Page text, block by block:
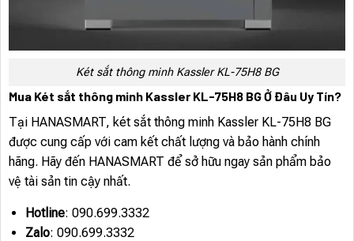
Két sắt thông minh Kassler KL-75H8 BG
Mua Két sắt thông minh Kassler KL-75H8 BG Ở Đâu Uy Tín?
Tại HANASMART, két sắt thông minh Kassler KL-75H8 BG
được cung cấp với cam kết chất lượng và bảo hành chính
hãng. Hãy đến HANASMART để sở hữu ngay sản phẩm bảo
vệ tài sản tin cậy nhất.
Hotline: 090.699.3332
Zalo: 090.699.3332